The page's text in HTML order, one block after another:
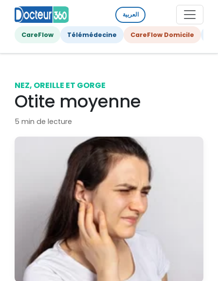
العربية
CareFlow Télémédecine CareFlow Domicile
NEZ, OREILLE ET GORGE
Otite moyenne
5 min de lecture